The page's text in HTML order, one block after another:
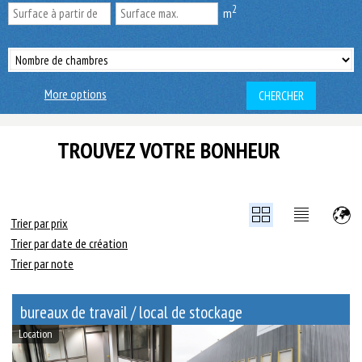
m2
More options CHERCHER
TROUVEZ VOTRE BONHEUR
Trier par prix
Trier par date de création
Trier par note
bureaux de travail / local de stockage
Location